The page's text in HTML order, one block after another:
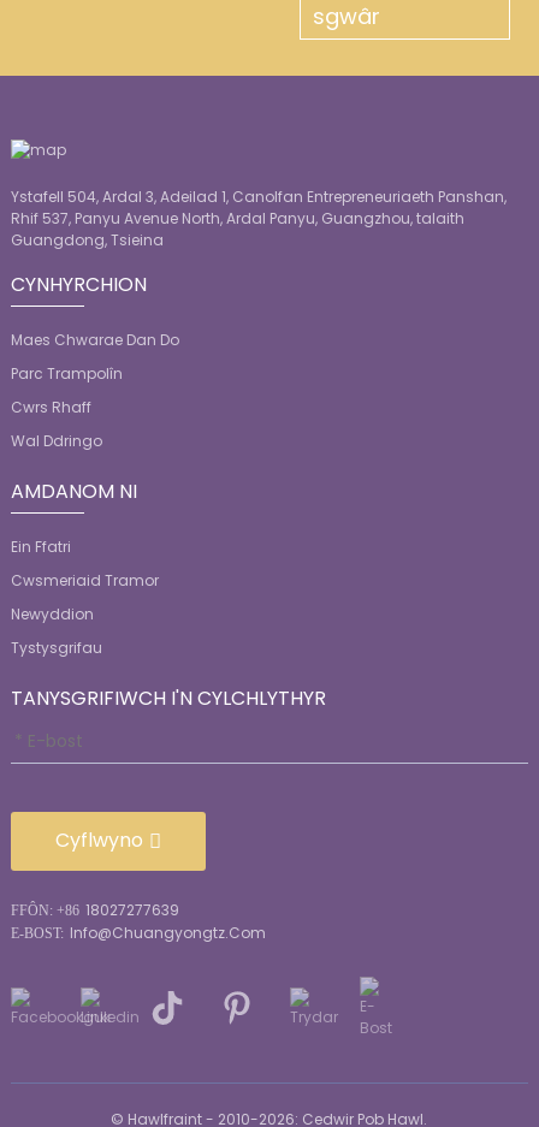
sgwâr
Ystafell 504, Ardal 3, Adeilad 1, Canolfan Entrepreneuriaeth Panshan,
Rhif 537, Panyu Avenue North, Ardal Panyu, Guangzhou, talaith
Guangdong, Tsieina
CYNHYRCHION
Maes Chwarae Dan Do
Parc Trampolîn
Cwrs Rhaff
Wal Ddringo
AMDANOM NI
Ein Ffatri
Cwsmeriaid Tramor
Newyddion
Tystysgrifau
TANYSGRIFIWCH I'N CYLCHLYTHYR
Cyflwyno
FFÔN: +86 18027277639
E-BOST: Info@chuangyongtz.com
© Hawlfraint - 2010-2026: Cedwir Pob Hawl.